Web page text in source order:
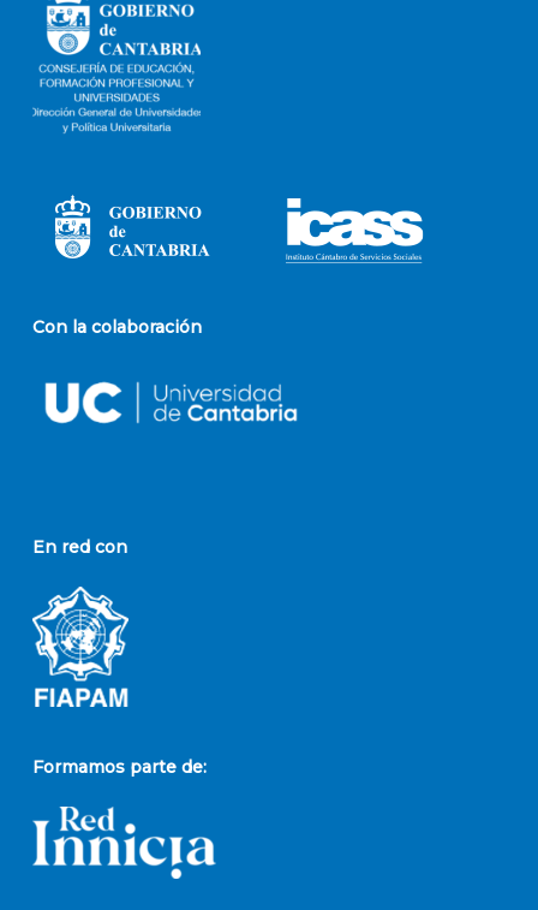
Con la colaboración
En red con
Formamos parte de: